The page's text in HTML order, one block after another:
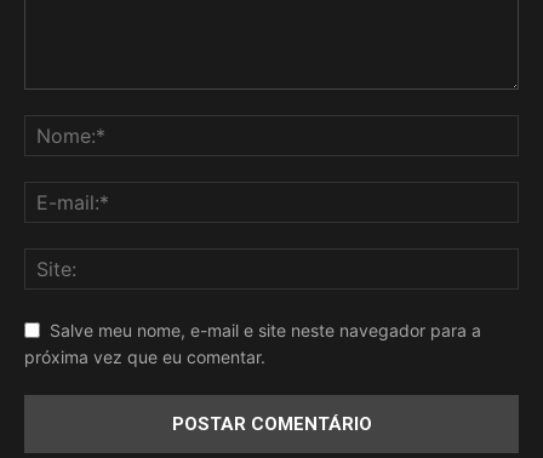
Salve meu nome, e-mail e site neste navegador para a
próxima vez que eu comentar.